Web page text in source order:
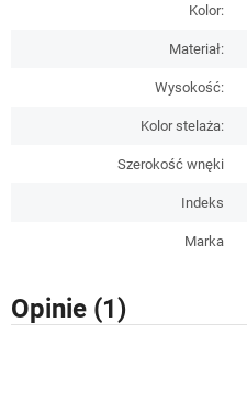
Kolor:
Materiał:
Wysokość:
Kolor stelaża:
Szerokość wnęki
Indeks
Marka
Opinie (1)